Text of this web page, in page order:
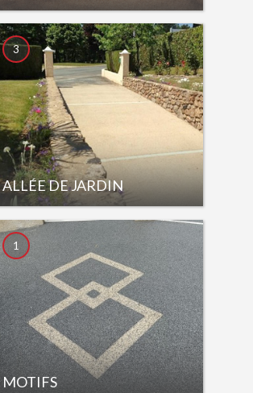
ALLÉE DE JARDIN
3
MOTIFS
1